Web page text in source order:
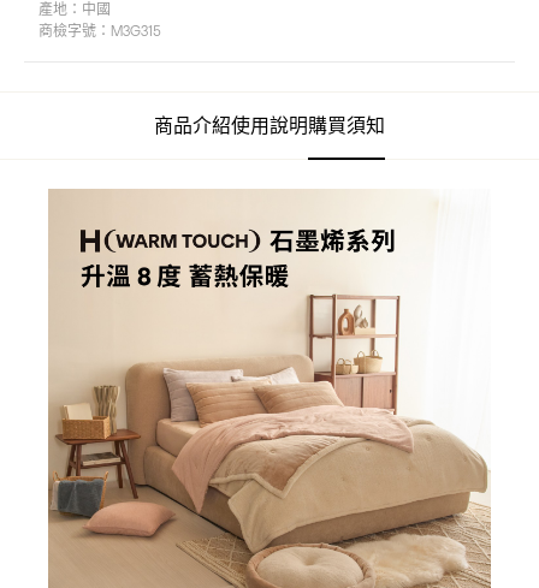
產地： 中國
商檢字號： M3G315
商品介紹使用說明購買須知